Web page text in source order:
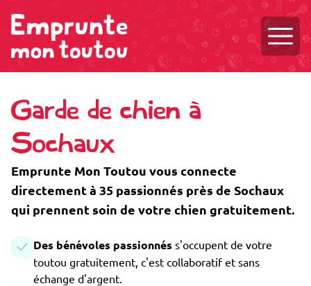
Garde de chien à
Sochaux
Emprunte Mon Toutou vous connecte
directement à 35 passionnés près de Sochaux
qui prennent soin de votre chien gratuitement.
Des bénévoles passionnés s'occupent de votre
toutou gratuitement, c'est collaboratif et sans
échange d'argent.